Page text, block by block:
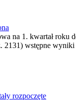
na 1. kwartał roku
wstępne
rozpoczęte